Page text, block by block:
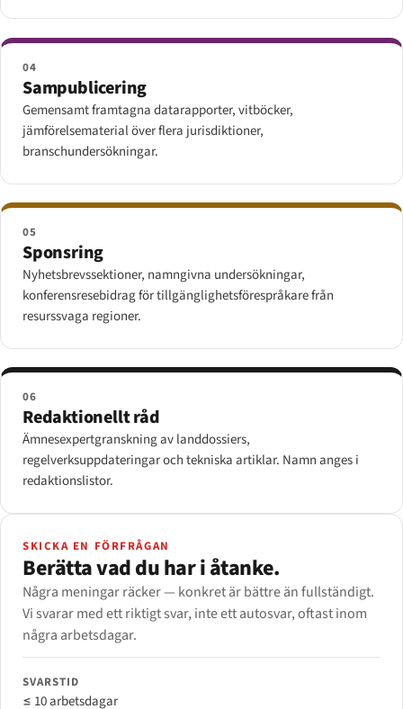
04
Sampublicering
Gemensamt framtagna datarapporter, vitböcker,
jämförelsematerial över flera jurisdiktioner,
branschundersökningar.
05
Sponsring
Nyhetsbrevssektioner, namngivna undersökningar,
konferensresebidrag för tillgänglighetsförespråkare från
resurssvaga regioner.
06
Redaktionellt råd
Ämnesexpertgranskning av landdossiers,
regelverksuppdateringar och tekniska artiklar. Namn anges i
redaktionslistor.
SKICKA EN FÖRFRÅGAN
Berätta vad du har i åtanke.
Några meningar räcker — konkret är bättre än fullständigt.
Vi svarar med ett riktigt svar, inte ett autosvar, oftast inom
några arbetsdagar.
SVARSTID
≤ 10 arbetsdagar